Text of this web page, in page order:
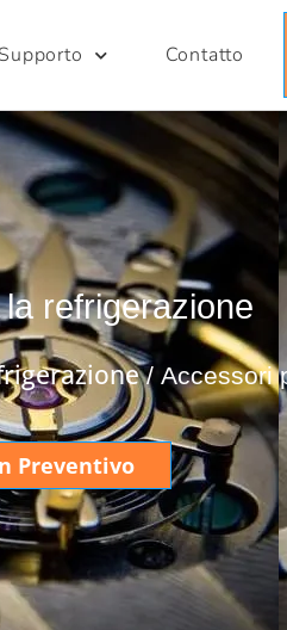
Supporto Contatto
refrigerazione
/ Accessori
Preventivo